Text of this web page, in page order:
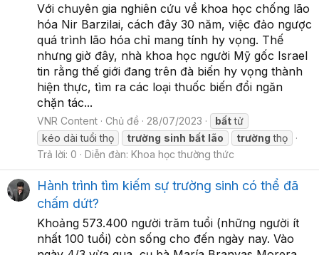
Với chuyên gia nghiên cứu về khoa học chống lão
hóa Nir Barzilai, cách đây 30 năm, việc đảo ngược
quá trình lão hóa chỉ mang tính hy vọng. Thế
nhưng giờ đây, nhà khoa học người Mỹ gốc Israel
tin rằng thế giới đang trên đà biến hy vọng thành
hiện thực, tìm ra các loại thuốc biến đổi ngăn
chặn tác...
VNR Content Chủ đề 28/07/2023 bấttử
kéo dài tuổi thọ
trường sinh bất lão trường thọ
Trả lời: 0
Diễn đàn: Khoa học thường thức
Hành trình tìm kiếm sự trường sinh có thể đã
chấm dứt?
Khoảng 573.400 người trăm tuổi (những người ít
nhất 100 tuổi) còn sống cho đến ngày nay. Vào